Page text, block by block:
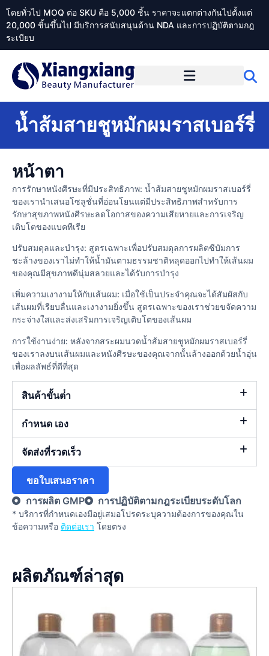
โดยทั่วไป MOQ ต่อ SKU คือ 5,000 ชิ้น ราคาจะแตกต่างกันไปตั้งแต่
20,000 ชิ้นขึ้นไป มีบริการสนับสนุนด้าน NDA และการปฏิบัติตามกฎ
ระเบียบ
น้ำส้มสายชูหมักผมราสเบอร์รี่
หน้าตา
การรักษาหนังศีรษะที่มีประสิทธิภาพ: น้ำส้มสายชูหมักผมราสเบอร์รี่
ของเรานำเสนอโซลูชั่นที่อ่อนโยนแต่มีประสิทธิภาพสำหรับการ
รักษาสุขภาพหนังศีรษะลดโอกาสของความเสียหายและการเจริญ
เติบโตของแบคทีเรีย
ปรับสมดุลและบำรุง: สูตรเฉพาะเพื่อปรับสมดุลการผลิตซีบัมการ
ชะล้างของเราไม่ทำให้น้ำมันตามธรรมชาติหลุดออกไปทำให้เส้นผม
ของคุณมีสุขภาพดีนุ่มสลวยและได้รับการบำรุง
เพิ่มความเงางามให้กับเส้นผม: เมื่อใช้เป็นประจำคุณจะได้สัมผัสกับ
เส้นผมที่เรียบลื่นและเงางามยิ่งขึ้น สูตรเฉพาะของเราช่วยขจัดความ
กระจ่างใสและส่งเสริมการเจริญเติบโตของเส้นผม
การใช้งานง่าย: หลังจากสระผมนวดน้ำส้มสายชูหมักผมราสเบอร์รี่
ของเราลงบนเส้นผมและหนังศีรษะของคุณจากนั้นล้างออกด้วยน้ำอุ่น
เพื่อผลลัพธ์ที่ดีที่สุด
สินค้าขั้นต่ํา
กำหนด เอง
จัดส่งที่รวดเร็ว
ขอใบเสนอราคา
การผลิต GMP
การปฏิบัติตามกฎระเบียบระดับโลก
* บริการที่กําหนดเองมีอยู่เสมอโปรดระบุความต้องการของคุณใน
ข้อความหรือ ติดต่อเรา โดยตรง
ผลิตภัณฑ์ล่าสุด